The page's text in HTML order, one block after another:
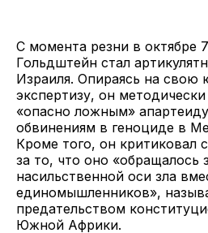
С момента резни в октябре
Гольдштейн стал
Израиля. Опираясь на свою
экспертизу, он
«опасно ложным»
обвинениям в геноциде в
Кроме того, он критиковал
за то, что оно «обращалось
насильственной оси зла
единомышленников»,
предательством
Южной Африки.